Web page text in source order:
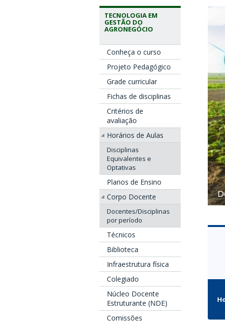
TECNOLOGIA EM
GESTÃO DO
AGRONEGÓCIO
Conheça o curso
Projeto Pedagógico
Grade curricular
Fichas de disciplinas
Critérios de
avaliação
Horários de Aulas
Disciplinas
Equivalentes e
Optativas
Planos de Ensino
Corpo Docente
Docentes/Disciplinas
por período
Técnicos
Biblioteca
Infraestrutura física
Colegiado
Núcleo Docente
Estruturante (NDE)
Comissões